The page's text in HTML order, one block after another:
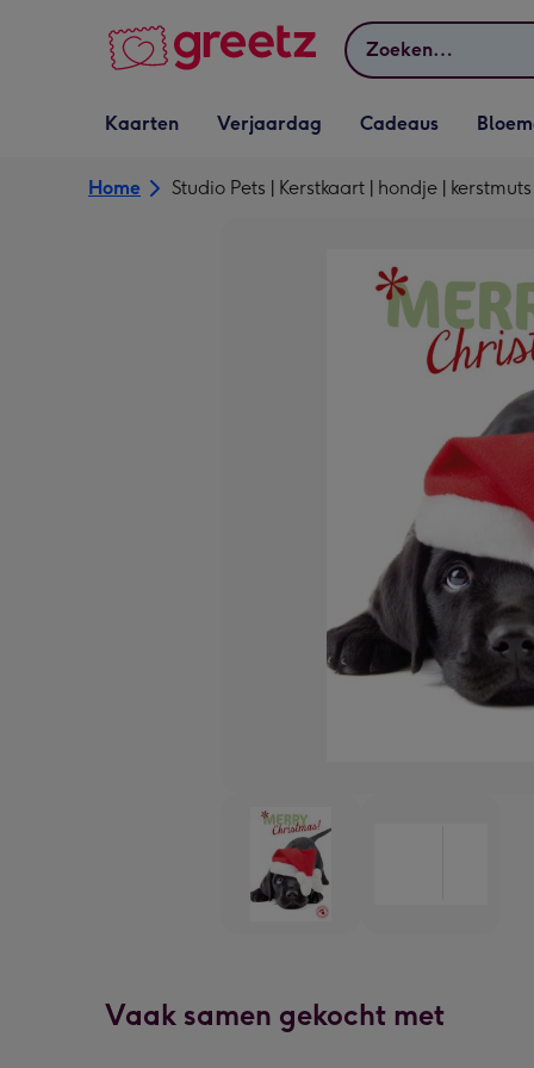
Zoeken
Vervolgkeuzelijst
Kaarten openen
Kaarten
Vervolgkeuzelijst
Verjaardag openen
Verjaardag
Vervolgkeuzelijst
Cadeaus openen
Cadeaus
Bloemen
Home Studio Pets | Kerstkaart | hondje | kerstmuts
Vaak samen gekocht met